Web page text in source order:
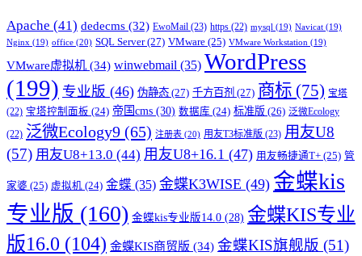
Apache (41) dedecms (32) EwoMail (23) https (22) mysql (19) Navicat (19)
Nginx (19) office (20) SQL Server(27) VMware (25) VMware Workstation (19)
VMware虚拟机 (34) winwebmail (35) WordPress
(199) 专业版 (46) 伪静态 (27) 千方百剂 (27) 商标 (75) 宝塔
(22) 宝塔控制面板 (24) 帝国cms (30) 数据库 (24) 标准版 (26) 泛微Ecology
(22) 泛微Ecology9 (65) 注册表 (20) 用友T3标准版 (23) 用友U8
(57) 用友U8+13.0 (44) 用友U8+16.1 (47) 用友畅捷通T+ (25) 管
家婆 (25) 虚拟机 (24) 金蝶 (35) 金蝶K3WISE (49) 金蝶kis
专业版 (160) 金蝶kis专业版14.0 (28) 金蝶KIS专业
版16.0 (104) 金蝶KIS商贸版 (34) 金蝶KIS旗舰版 (51)